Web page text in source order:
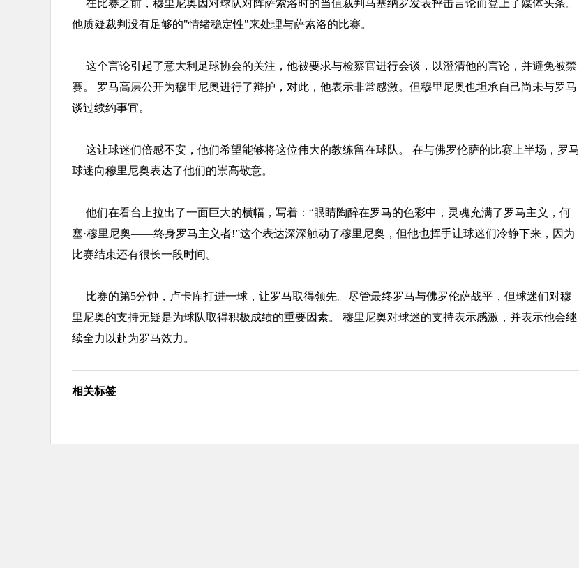
在比赛之前，穆里尼奥因对球队对阵萨索洛时的当值裁判马塞纳罗发表抨击言论而登上了媒体头条。
他质疑裁判没有足够的"情绪稳定性"来处理与萨索洛的比赛。
这个言论引起了意大利足球协会的关注，他被要求与检察官进行会谈，以澄清他的言论，并避免被禁
赛。 罗马高层公开为穆里尼奥进行了辩护，对此，他表示非常感激。但穆里尼奥也坦承自己尚未与罗马
谈过续约事宜。
这让球迷们倍感不安，他们希望能够将这位伟大的教练留在球队。 在与佛罗伦萨的比赛上半场，罗马
球迷向穆里尼奥表达了他们的崇高敬意。
他们在看台上拉出了一面巨大的横幅，写着：“眼睛陶醉在罗马的色彩中，灵魂充满了罗马主义，何
塞·穆里尼奥——终身罗马主义者!”这个表达深深触动了穆里尼奥，但他也挥手让球迷们冷静下来，因为
比赛结束还有很长一段时间。
比赛的第5分钟，卢卡库打进一球，让罗马取得领先。尽管最终罗马与佛罗伦萨战平，但球迷们对穆
里尼奥的支持无疑是为球队取得积极成绩的重要因素。 穆里尼奥对球迷的支持表示感激，并表示他会继
续全力以赴为罗马效力。
相关标签